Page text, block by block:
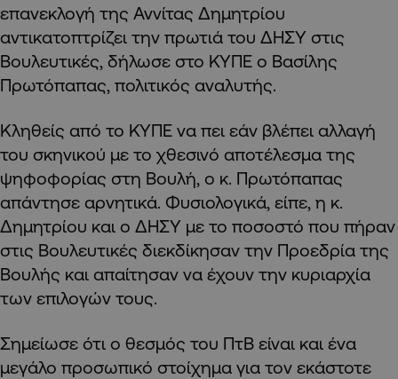
επανεκλογή της Αννίτας Δημητρίου
αντικατοπτρίζει την πρωτιά του ΔΗΣΥ στις
Βουλευτικές, δήλωσε στο ΚΥΠΕ ο Βασίλης
Πρωτόπαπας, πολιτικός αναλυτής.
Κληθείς από το ΚΥΠΕ να πει εάν βλέπει αλλαγή
του σκηνικού με το χθεσινό αποτέλεσμα της
ψηφοφορίας στη Βουλή, ο κ. Πρωτόπαπας
απάντησε αρνητικά. Φυσιολογικά, είπε, η κ.
Δημητρίου και ο ΔΗΣΥ με το ποσοστό που πήραν
στις Βουλευτικές διεκδίκησαν την Προεδρία της
Βουλής και απαίτησαν να έχουν την κυριαρχία
των επιλογών τους.
Σημείωσε ότι ο θεσμός του ΠτΒ είναι και ένα
μεγάλο προσωπικό στοίχημα για τον εκάστοτε